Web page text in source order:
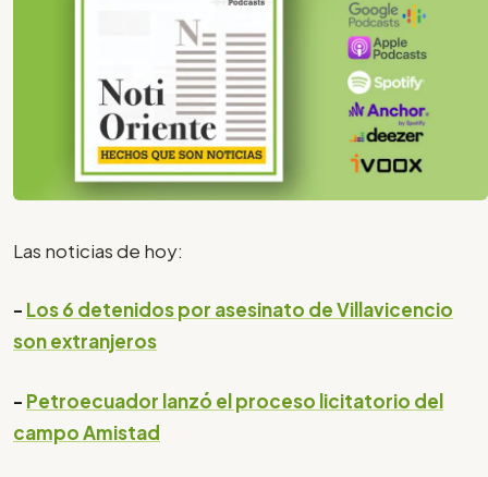
Las noticias de hoy:
- Los 6 detenidos por asesinato de Villavicencio
son extranjeros
- Petroecuador lanzó el proceso licitatorio del
campo Amistad